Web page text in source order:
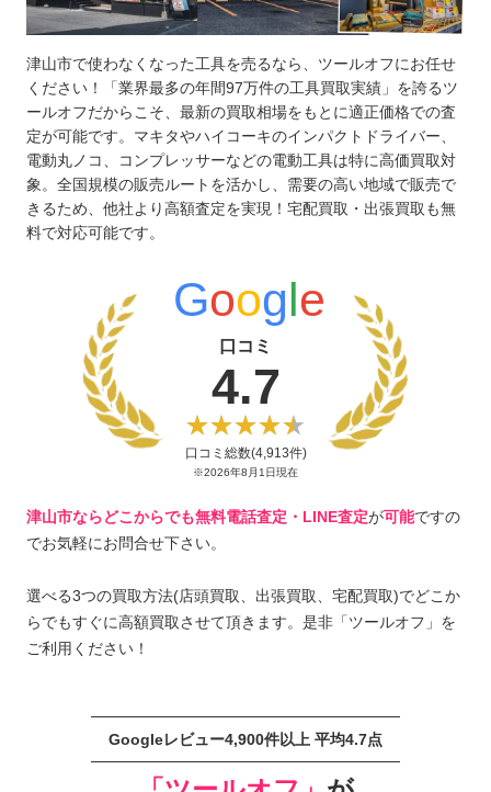
津山市で使わなくなった工具を売るなら、ツールオフにお任せ
ください！「業界最多の年間97万件の工具買取実績」を誇るツ
ールオフだからこそ、最新の買取相場をもとに適正価格での査
定が可能です。マキタやハイコーキのインパクトドライバー、
電動丸ノコ、コンプレッサーなどの電動工具は特に高価買取対
象。全国規模の販売ルートを活かし、需要の高い地域で販売で
きるため、他社より高額査定を実現！宅配買取・出張買取も無
料で対応可能です。
Google
口コミ
4.7
口コミ総数(4,913件)
※2026年8月1日現在
津山市ならどこからでも無料電話査定・LINE査定が可能ですの
でお気軽にお問合せ下さい。
選べる3つの買取方法(店頭買取、出張買取、宅配買取)でどこか
らでもすぐに高額買取させて頂きます。是非「ツールオフ」を
ご利用ください！
Googleレビュー4,900件以上 平均4.7点